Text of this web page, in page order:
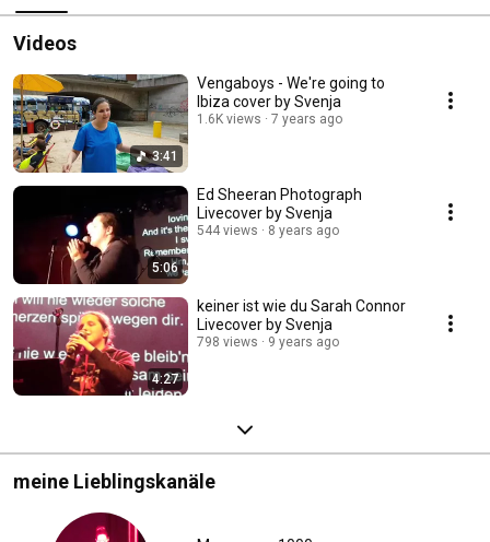
Videos
3:41
Vengaboys - We're going to
Ibiza cover by Svenja
1.6K views 7 years ago
5:06
Ed Sheeran Photograph
Livecover by Svenja
544 views 8 years ago
4:27
keiner ist wie du Sarah Connor
Livecover by Svenja
798 views 9 years ago
meine Lieblingskanäle